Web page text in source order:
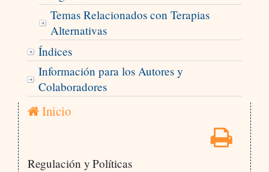
Temas Relacionados con Terapias
Alternativas
Índices
Información para los Autores y
Colaboradores
Inicio
Regulación y Políticas